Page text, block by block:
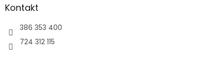
Kontakt
386 353 400
724 312 115